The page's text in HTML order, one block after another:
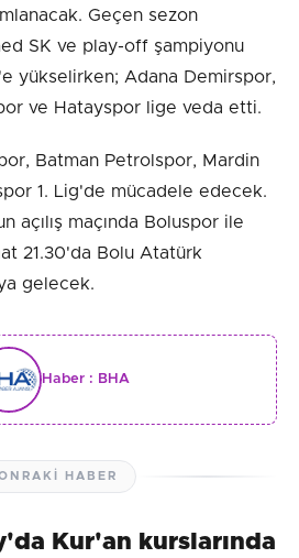
Geçen sezon
SK ve play-off şampiyonu
yükselirken; Adana Demirspor,
ve Hatayspor lige veda etti.
Batman Petrolspor, Mardin
1. Lig'de mücadele edecek.
açılış maçında Boluspor ile
21.30'da Bolu Atatürk
gelecek.
Haber : BHA
HABER
Kur'an kurslarında